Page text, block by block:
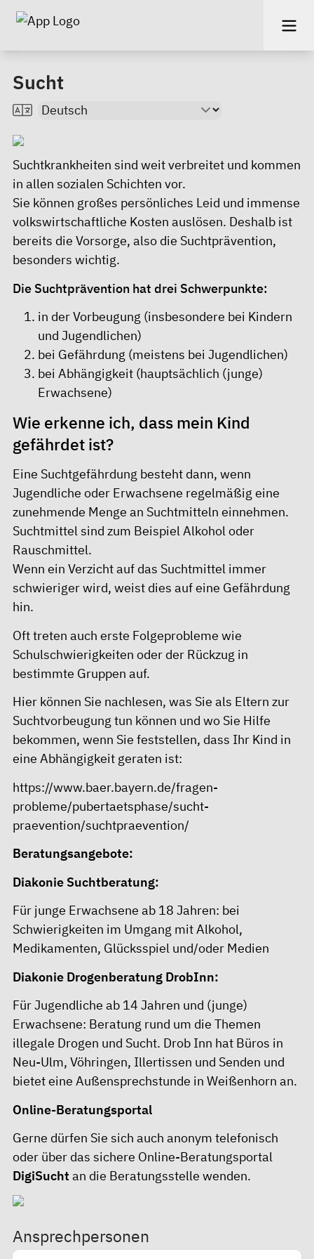
Sucht
Suchtkrankheiten sind weit verbreitet und kommen
in allen sozialen Schichten vor.
Sie können großes persönliches Leid und immense
volkswirtschaftliche Kosten auslösen. Deshalb ist
bereits die Vorsorge, also die Suchtprävention,
besonders wichtig.
Die Suchtprävention hat drei Schwerpunkte:
in der Vorbeugung (insbesondere bei Kindern
und Jugendlichen)
bei Gefährdung (meistens bei Jugendlichen)
bei Abhängigkeit (hauptsächlich (junge)
Erwachsene)
Wie erkenne ich, dass mein Kind
gefährdet ist?
Eine Suchtgefährdung besteht dann, wenn
Jugendliche oder Erwachsene regelmäßig eine
zunehmende Menge an Suchtmitteln einnehmen.
Suchtmittel sind zum Beispiel Alkohol oder
Rauschmittel.
Wenn ein Verzicht auf das Suchtmittel immer
schwieriger wird, weist dies auf eine Gefährdung
hin.
Oft treten auch erste Folgeprobleme wie
Schulschwierigkeiten oder der Rückzug in
bestimmte Gruppen auf.
Hier können Sie nachlesen, was Sie als Eltern zur
Suchtvorbeugung tun können und wo Sie Hilfe
bekommen, wenn Sie feststellen, dass Ihr Kind in
eine Abhängigkeit geraten ist:
https://www.baer.bayern.de/fragen-
probleme/pubertaetsphase/sucht-
praevention/suchtpraevention/
Beratungsangebote:
Diakonie Suchtberatung:
Für junge Erwachsene ab 18 Jahren: bei
Schwierigkeiten im Umgang mit Alkohol,
Medikamenten, Glücksspiel und/oder Medien
Diakonie Drogenberatung DrobInn:
Für Jugendliche ab 14 Jahren und (junge)
Erwachsene: Beratung rund um die Themen
illegale Drogen und Sucht. Drob Inn hat Büros in
Neu-Ulm, Vöhringen, Illertissen und Senden und
bietet eine Außensprechstunde in Weißenhorn an.
Online-Beratungsportal
Gerne dürfen Sie sich auch anonym telefonisch
oder über das sichere Online-Beratungsportal
DigiSucht an die Beratungsstelle wenden.
Ansprechpersonen